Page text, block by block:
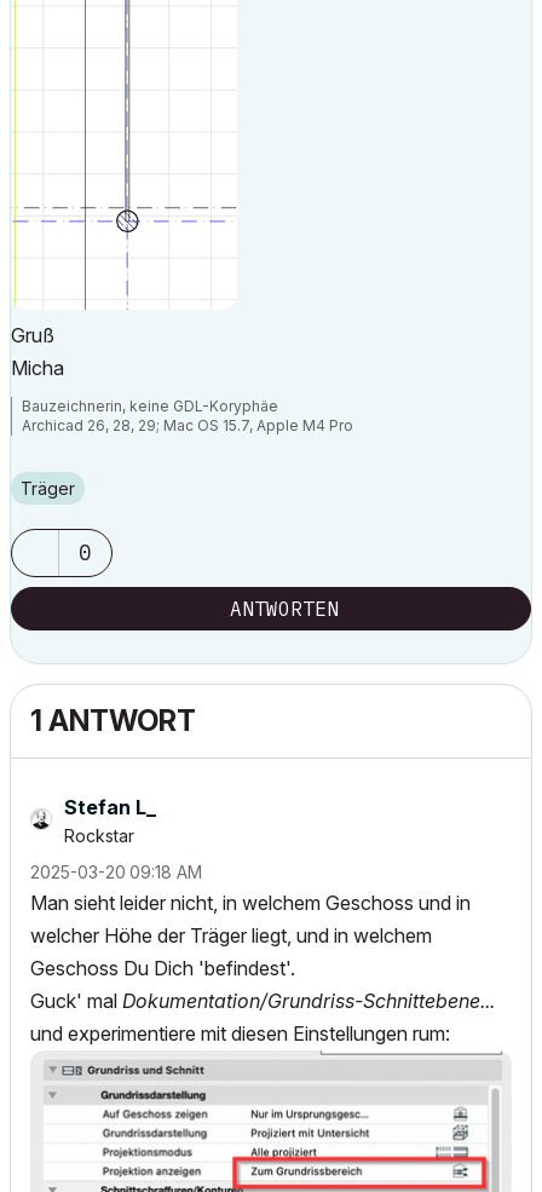
Gruß
Micha
Bauzeichnerin, keine GDL-Koryphäe
Archicad 26, 28, 29; Mac OS 15.7, Apple M4 Pro
Träger
0
ANTWORTEN
1 ANTWORT
Stefan L_
Rockstar
‎2025-03-20 09:18 AM
Man sieht leider nicht, in welchem Geschoss und in
welcher Höhe der Träger liegt, und in welchem
Geschoss Du Dich 'befindest'.
Guck' mal Dokumentation/Grundriss-Schnittebene...
und experimentiere mit diesen Einstellungen rum: